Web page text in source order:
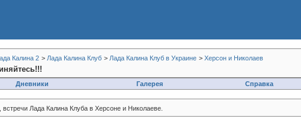
Калина 2 > Лада Калина Клуб > Лада Калина Клуб в Украине > Херсон и Николаев
Дневники Галерея Справка
Лада Калина Клуба в Херсоне и Николаеве.